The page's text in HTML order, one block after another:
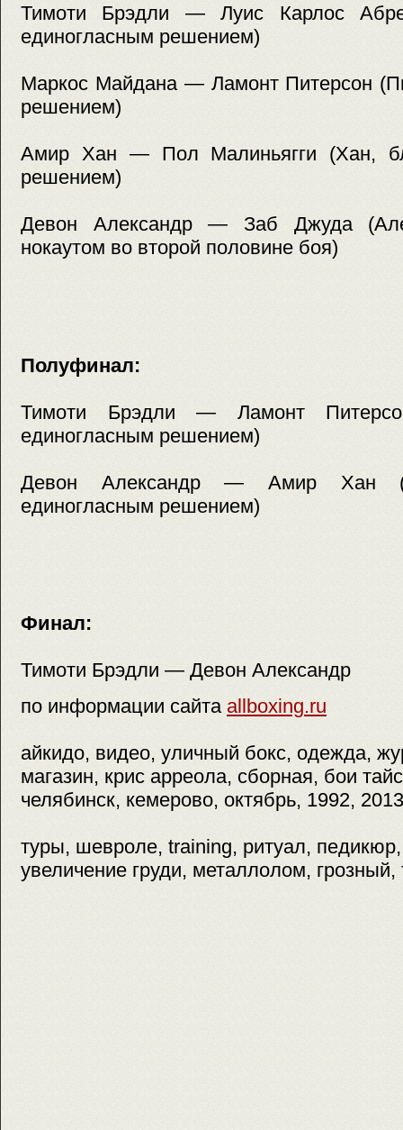
Тимоти Брэдли — Луис Карлос
единогласным решением)
Маркос Майдана — Ламонт Питерсон
решением)
Амир Хан — Пол Малиньягги (Хан,
решением)
Девон Александр — Заб Джуда
нокаутом во второй половине боя)
Полуфинал:
Тимоти Брэдли — Ламонт
единогласным решением)
Девон Александр — Амир Хан
единогласным решением)
Финал:
Тимоти Брэдли — Девон Александр
по информации сайта allboxing.ru
айкидо, видео, уличный бокс, одежда,
магазин, крис арреола, сборная, бои
челябинск, кемерово, октябрь, 1992,
туры, шевроле, training, ритуал,
увеличение груди, металлолом, грозный,